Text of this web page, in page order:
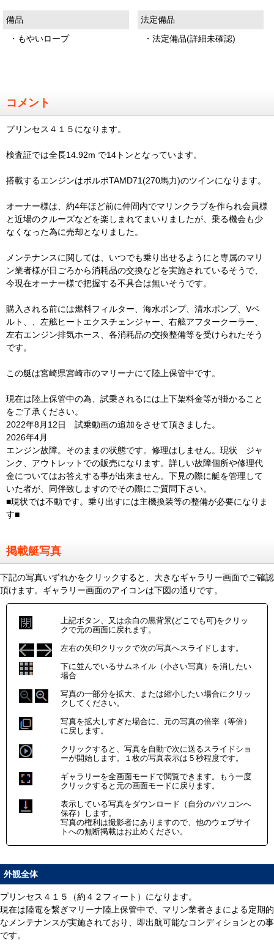
備品
・もやいロープ
法定備品
・法定備品(詳細未確認)
コメント
プリンセス４１５になります。
検査証では全長14.92m で14トンとなっています。
搭載するエンジンはボルボTAMD71(270馬力)のツインになります。
オーナー様は、約4年ほど前に仲間内でマリンクラブを作られ会員様
と近場のクルーズなどを楽しまれてまいりましたが、乗る機会も少
なくなった為に売却となりました。
メンテナンスに関しては、いつでも乗り出せるようにと専属のマリ
ン業者様が日ごろから消耗品の交換などを実施されているそうで、
今現在オーナー様で把握する不具合は無いそうです。
購入される前には燃料フィルター、海水ポンプ、清水ポンプ、Vベ
ルト、、左舷ヒートエクスチェンジャー、右舷アフタークーラー、
左右エンジン排気ホース、各消耗品の交換整備等を受けられたそう
です。
この艇は宮崎県宮崎市のマリーナにて陸上保管中です。
現在は陸上保管中の為、試乗されるには上下架料金等が掛かること
をご了承ください。
2022年8月12日 試乗動画の追加をさせて頂きました。
2026年4月
エンジン故障。そのままの状態です。修理はしません。現状 ジャ
ンク、アウトレットでの販売になります。詳しい故障個所や修理代
金についてはお答えする事が出来ません。下見の際に艇を管理して
いた者が、同伴致しますのでその際にご質問下さい。
■現状では不動です。乗り出すには主機換装等の整備が必要になりま
す■
掲載艇写真
下記の写真いずれかをクリックすると、大きなギャラリー画面でご確認
頂けます。ギャラリー画面のアイコンは下図の通りです。
上記ボタン、又は余白の黒背景(どこでも可)をクリッ
クで元の画面に戻れます。
左右の矢印クリックで次の写真へスライドします。
下に並んでいるサムネイル（小さい写真）を消したい
場合
写真の一部分を拡大、または縮小したい場合にクリッ
クしてください。
写真を拡大しすぎた場合に、元の写真の倍率（等倍）
に戻します。
クリックすると、写真を自動で次に送るスライドショ
ーが開始します。１枚の写真表示は５秒程度です。
ギャラリーを全画面モードで閲覧できます。もう一度
クリックすると元の画面モードに戻ります。
表示している写真をダウンロード（自分のパソコンへ
保存）します。
写真の権利は撮影者にありますので、他のウェブサイ
トへの無断掲載はお止めください。
外観全体
プリンセス４１５（約４２フィート）になります。
現在は陸電を繋ぎマリーナ陸上保管中で、マリン業者さまによる定期的
なメンテナンスが実施されており、即出航可能なコンディションとの事
です。